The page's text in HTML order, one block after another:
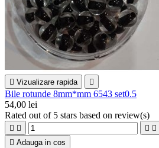
 Vizualizare rapida 
Bile rotunde 8mm*mm 6543 set0.5
54,00 lei
Rated out of 5 stars based on review(s)
   
 Adauga in cos